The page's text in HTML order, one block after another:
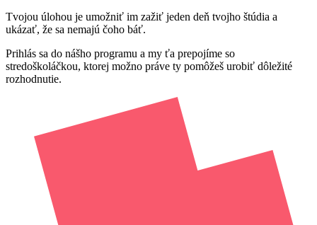
Tvojou úlohou je umožniť im zažiť jeden deň tvojho štúdia a
ukázať, že sa nemajú čoho báť.
Prihlás sa do nášho programu a my ťa prepojíme so
stredoškoláčkou, ktorej možno práve ty pomôžeš urobiť dôležité
rozhodnutie.